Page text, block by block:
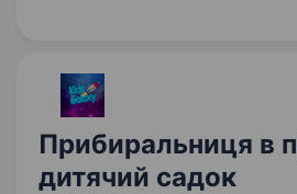
Прибиральниця в
дитячий садок